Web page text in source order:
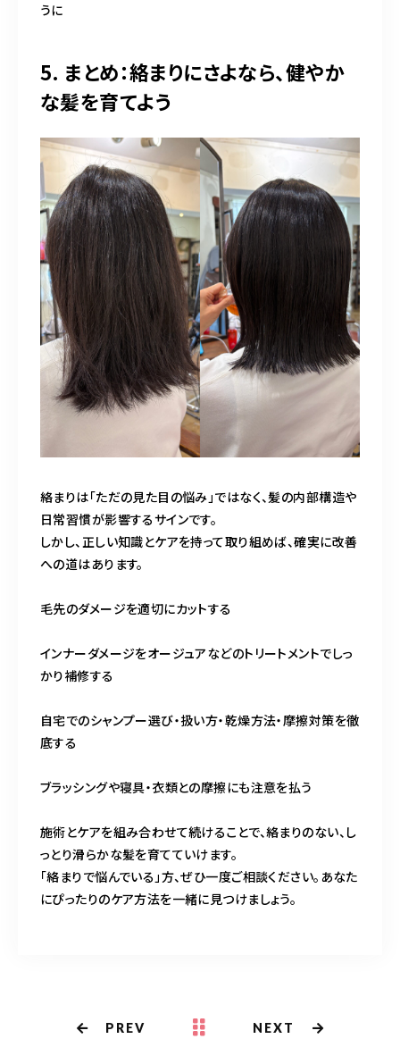
うに
5. まとめ：絡まりにさよなら、健やか
な髪を育てよう
絡まりは「ただの見た目の悩み」ではなく、髪の内部構造や
日常習慣が影響するサインです。
しかし、正しい知識とケアを持って取り組めば、確実に改善
への道はあります。
毛先のダメージを適切にカットする
インナーダメージをオージュアなどのトリートメントでしっ
かり補修する
自宅でのシャンプー選び・扱い方・乾燥方法・摩擦対策を徹
底する
ブラッシングや寝具・衣類との摩擦にも注意を払う
施術とケアを組み合わせて続けることで、絡まりのない、し
っとり滑らかな髪を育てていけます。
「絡まりで悩んでいる」方、ぜひ一度ご相談ください。あなた
にぴったりのケア方法を一緒に見つけましょう。
PREV NEXT